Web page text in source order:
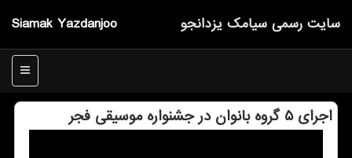
Siamak Yazdanjoo سایت رسمی سیامك یزدانجو
منو
اجرای ۵ گروه بانوان در جشنواره موسیقی فجر